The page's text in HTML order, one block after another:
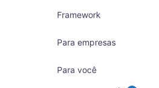
Framework
Para empresas
Para você